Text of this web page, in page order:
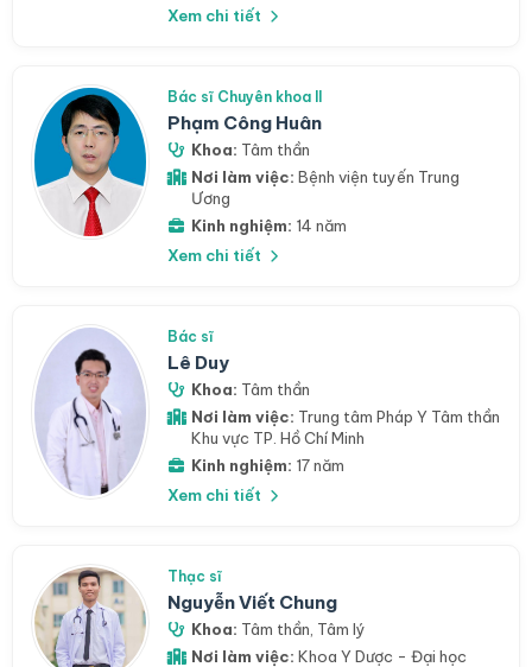
Xem chi tiết
Bác sĩ Chuyên khoa II
Phạm Công Huân
Khoa: Tâm thần
Nơi làm việc: Bệnh viện tuyến Trung
Ương
Kinh nghiệm: 14 năm
Xem chi tiết
Bác sĩ
Lê Duy
Khoa: Tâm thần
Nơi làm việc: Trung tâm Pháp Y Tâm thần
Khu vực TP. Hồ Chí Minh
Kinh nghiệm: 17 năm
Xem chi tiết
Thạc sĩ
Nguyễn Viết Chung
Khoa: Tâm thần Tâm lý
Nơi làm việc: Khoa Y Dược - Đại học